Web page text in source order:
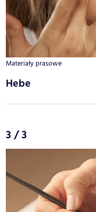
Materiały prasowe
Hebe
3 / 3